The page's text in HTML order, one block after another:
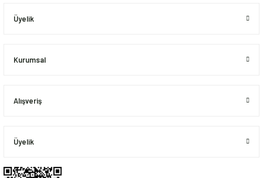
Üyelik
Kurumsal
Alışveriş
Üyelik